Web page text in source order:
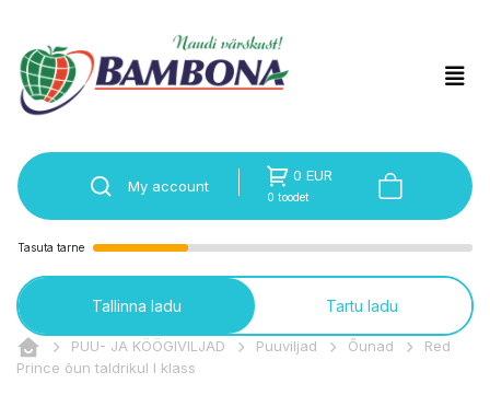
My account
0 EUR
0 toodet
Tasuta tarne
Tallinna ladu Tartu ladu
PUU- JA KÖÖGIVILJAD Puuviljad Õunad
Red
Prince õun taldrikul I klass